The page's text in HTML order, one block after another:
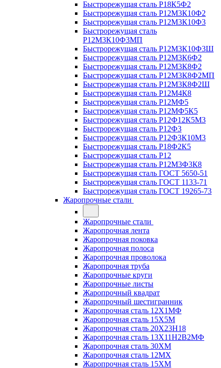
Быстрорежущая сталь Р18К5Ф2
Быстрорежущая сталь Р12М3К10Ф2
Быстрорежущая сталь Р12М3К10Ф3
Быстрорежущая сталь
Р12М3К10Ф3МП
Быстрорежущая сталь Р12М3К10Ф3Ш
Быстрорежущая сталь Р12М3К6Ф2
Быстрорежущая сталь Р12М3К8Ф2
Быстрорежущая сталь Р12М3К8Ф2МП
Быстрорежущая сталь Р12М3К8Ф2Ш
Быстрорежущая сталь Р12М4К8
Быстрорежущая сталь Р12МФ5
Быстрорежущая сталь Р12МФ5К5
Быстрорежущая сталь Р12Ф12К5М3
Быстрорежущая сталь Р12Ф3
Быстрорежущая сталь Р12Ф3К10М3
Быстрорежущая сталь Р18Ф2К5
Быстрорежущая сталь Р12
Быстрорежущая сталь Р12М3Ф3К8
Быстрорежущая сталь ГОСТ 5650-51
Быстрорежущая сталь ГОСТ 1133-71
Быстрорежущая сталь ГОСТ 19265-73
Жаропрочные стали
Жаропрочные стали
Жаропрочная лента
Жаропрочная поковка
Жаропрочная полоса
Жаропрочная проволока
Жаропрочная труба
Жаропрочные круги
Жаропрочные листы
Жаропрочный квадрат
Жаропрочный шестигранник
Жаропрочная сталь 12Х1МФ
Жаропрочная сталь 15Х5М
Жаропрочная сталь 20Х23Н18
Жаропрочная сталь 13Х11Н2В2МФ
Жаропрочная сталь 30ХМ
Жаропрочная сталь 12МХ
Жаропрочная сталь 15ХМ